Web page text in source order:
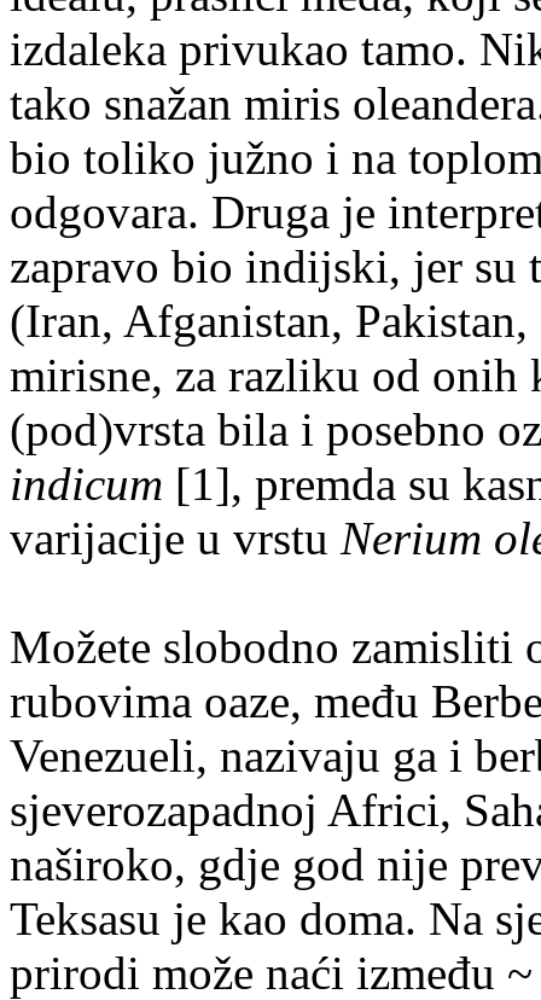
izdaleka privukao tamo.
tako snažan miris
bio toliko južno i na
odgovara. Druga je
zapravo bio indijski, jer su
(Iran, Afganistan,
mirisne, za razliku od onih
(pod)vrsta bila i posebno
indicum [1], premda su
varijacije u vrstu Nerium
Možete slobodno zamisliti
rubovima oaze, među
Venezueli, nazivaju ga i
sjeverozapadnoj Africi,
naširoko, gdje god nije
Teksasu je kao doma. Na
prirodi može naći između